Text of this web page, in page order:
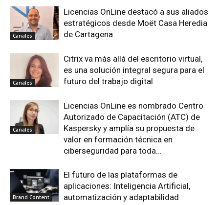
Canales
Licencias OnLine destacó a sus aliados
estratégicos desde Moët Casa Heredia
de Cartagena
Canales
Citrix va más allá del escritorio virtual,
es una solución integral segura para el
futuro del trabajo digital
Canales
Licencias OnLine es nombrado Centro
Autorizado de Capacitación (ATC) de
Kaspersky y amplía su propuesta de
valor en formación técnica en
ciberseguridad para toda...
Brand Content
El futuro de las plataformas de
aplicaciones: Inteligencia Artificial,
automatización y adaptabilidad